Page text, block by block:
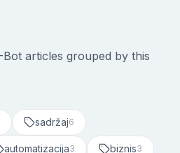
articles grouped by this
sadržaj6
automatizacija3 biznis3